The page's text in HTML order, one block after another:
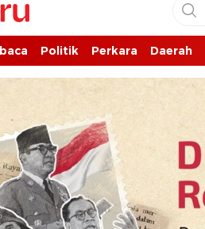
DibacaPolitik Perkara Daerah